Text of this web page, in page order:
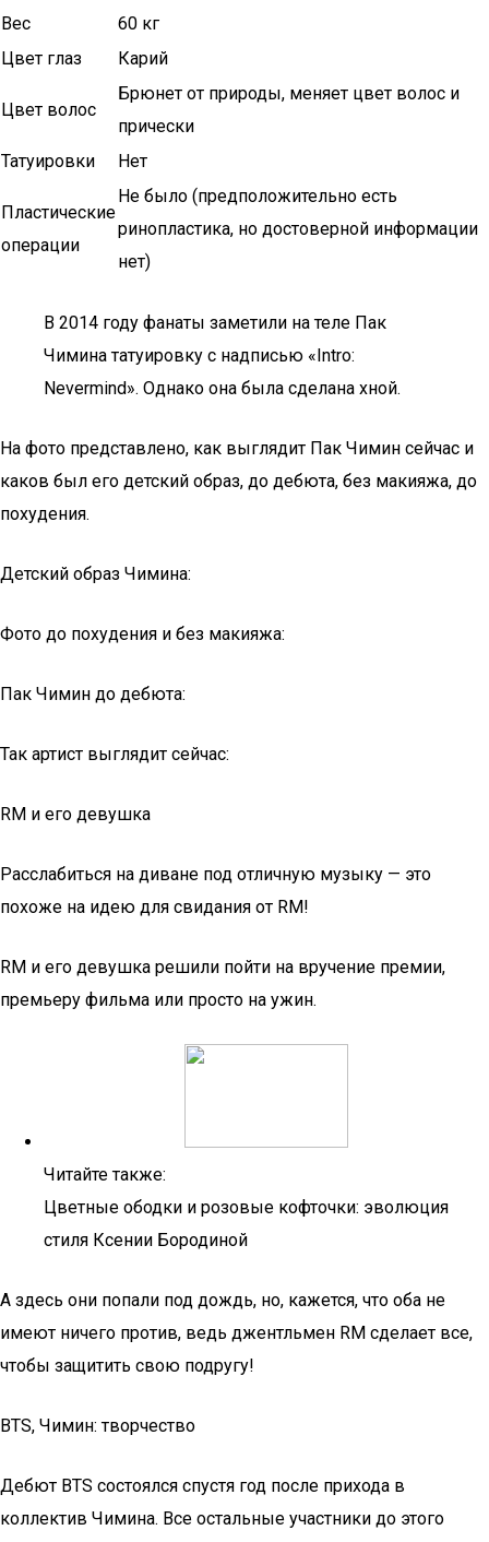
Вес
60 кг
Цвет глаз
Карий
Цвет волос
Брюнет от природы, меняет цвет волос и
прически
Татуировки
Нет
Пластические
операции
Не было (предположительно есть
ринопластика, но достоверной информации
нет)
В 2014 году фанаты заметили на теле Пак
Чимина татуировку с надписью «Intro:
Nevermind». Однако она была сделана хной.
На фото представлено, как выглядит Пак Чимин сейчас и
каков был его детский образ, до дебюта, без макияжа, до
похудения.
Детский образ Чимина:
Фото до похудения и без макияжа:
Пак Чимин до дебюта:
Так артист выглядит сейчас:
RM и его девушка
Расслабиться на диване под отличную музыку — это
похоже на идею для свидания от RM!
RM и его девушка решили пойти на вручение премии,
премьеру фильма или просто на ужин.
Читайте также:
Цветные ободки и розовые кофточки: эволюция
стиля Ксении Бородиной
А здесь они попали под дождь, но, кажется, что оба не
имеют ничего против, ведь джентльмен RM сделает все,
чтобы защитить свою подругу!
BTS, Чимин: творчество
Дебют BTS состоялся спустя год после прихода в
коллектив Чимина. Все остальные участники до этого